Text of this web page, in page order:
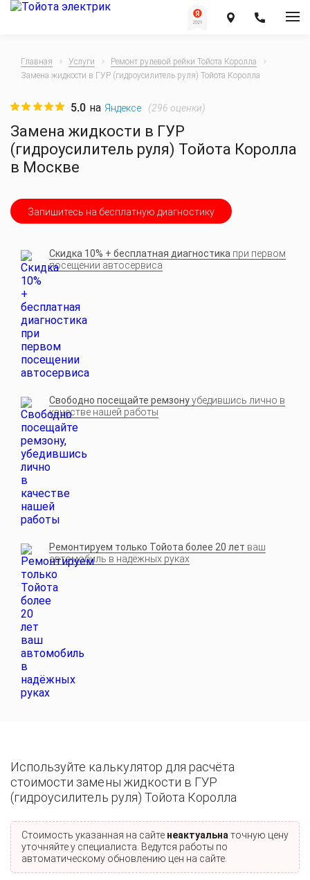
Главная Услуги
Ремонт рулевой рейки Тойота Королла
Замена жидкости в ГУР (гидроусилитель руля) Тойота Королла
Замена жидкости в ГУР
(гидроусилитель руля) Тойота Королла
в Москве
5.0 на Яндексе (296 оценки)
Запишитесь на бесплатную диагностику
Скидка 10% + бесплатная диагностика при первом
посещении автосервиса
Свободно посещайте ремзонуубедившись лично в
качестве нашей работы
Ремонтируем только Тойота более 20 лет ваш
автомобиль в надёжных руках
Используйте калькулятор для расчёта
стоимости замены жидкости в ГУР
(гидроусилитель руля) Тойота Королла
Стоимость указанная на сайте неактуальна точную цену
уточняйте у специалиста. Ведутся работы по
автоматическому обновлению цен на сайте.